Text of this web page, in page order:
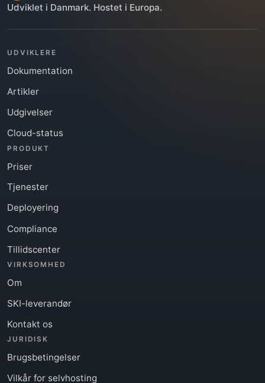
Udviklet i Danmark. Hostet i Europa.
UDVIKLERE
Dokumentation
Artikler
Udgivelser
Cloud-status
PRODUKT
Priser
Tjenester
Deployering
Compliance
Tillidscenter
VIRKSOMHED
Om
SKI-leverandør
Kontakt os
JURIDISK
Brugsbetingelser
Vilkår for selvhosting